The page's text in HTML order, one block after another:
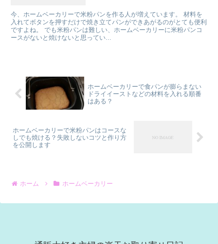
今、ホームベーカリーで米粉パンを作る人が増えています。 材料を
入れてボタンを押すだけで焼き立てパンができあがるのがとても便利
ですよね。 でも米粉パンは難しい、ホームベーカリーに米粉パンコ
ースがないと焼けないと思ってい...
ホームベーカリーで食パンが膨らまない
ドライイーストなどの材料を入れる順番
はある？
ホームベーカリーで米粉パンはコースな
しでも焼ける？失敗しないコツと作り方
を公開します
ホーム ホームベーカリー